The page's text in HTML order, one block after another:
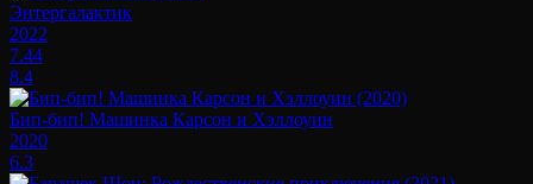
Энтергалактик
2022
7.44
8.4
Бип-бип! Машинка Карсон и Хэллоуин
2020
6.3